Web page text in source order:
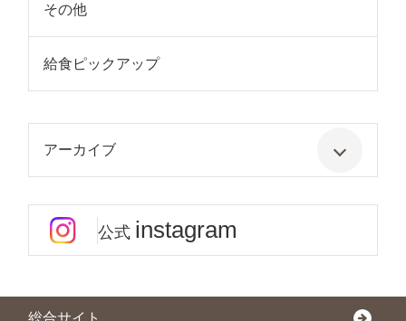
その他
給食ピックアップ
アーカイブ
公式 instagram